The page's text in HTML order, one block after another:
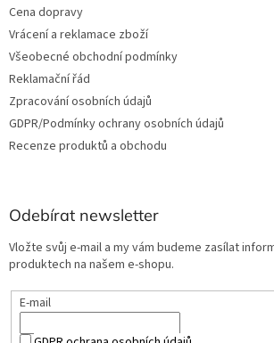
Cena dopravy
Vrácení a reklamace zboží
Všeobecné obchodní podmínky
Reklamační řád
Zpracování osobních údajů
GDPR/Podmínky ochrany osobních údajů
Recenze produktů a obchodu
Odebírat newsletter
Vložte svůj e-mail a my vám budeme zasílat
produktech na našem e-shopu.
E-mail